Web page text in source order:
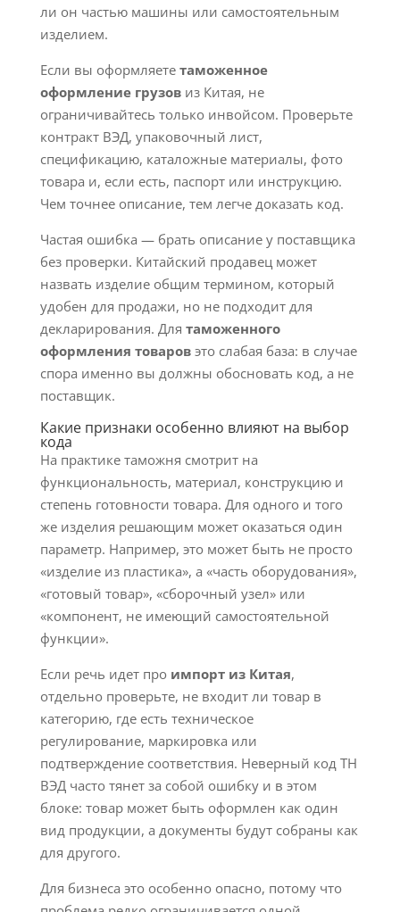
ли он частью машины или самостоятельным
изделием.
Если вы оформляете таможенное
оформление грузовиз Китая, не
ограничивайтесь только инвойсом. Проверьте
контракт ВЭД, упаковочный лист,
спецификацию, каталожные материалы, фото
товара и, если есть, паспорт или инструкцию.
Чем точнее описание, тем легче доказать код.
Частая ошибка — брать описание у поставщика
без проверки. Китайский продавец может
назвать изделие общим термином, который
удобен для продажи, но не подходит для
декларирования. Для таможенного
оформления товаровэто слабая база: в случае
спора именно вы должны обосновать код, а не
поставщик.
Какие признаки особенно влияют на выбор
кода
На практике таможня смотрит на
функциональность, материал, конструкцию и
степень готовности товара. Для одного и того
же изделия решающим может оказаться один
параметр. Например, это может быть не просто
«изделие из пластика», а «часть оборудования»,
«готовый товар», «сборочный узел» или
«компонент, не имеющий самостоятельной
функции».
Если речь идет про импорт из Китая,
отдельно проверьте, не входит ли товар в
категорию, где есть техническое
регулирование, маркировка или
подтверждение соответствия. Неверный код ТН
ВЭД часто тянет за собой ошибку и в этом
блоке: товар может быть оформлен как один
вид продукции, а документы будут собраны как
для другого.
Для бизнеса это особенно опасно, потому что